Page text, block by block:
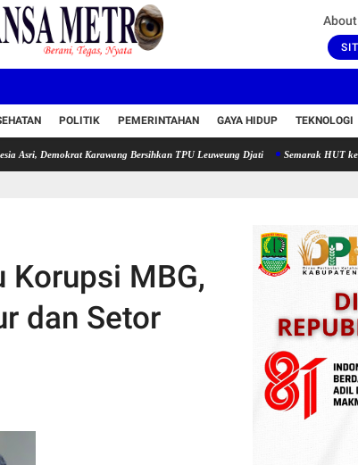
POLITIK PEMERINTAHAN GAYA HIDUP TEKNOLOGI
Karawang Bersihkan TPU Leuweung Djati Semarak HUT ke-81 RI,
Korupsi MBG,
dan Setor